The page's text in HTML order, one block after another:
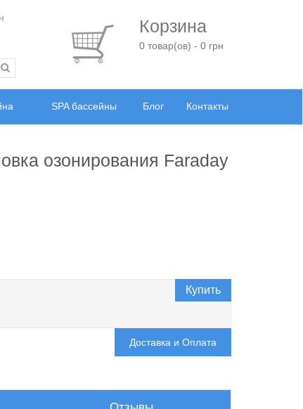
Корзина
0 товар(ов) - 0 грн
SPA бассейны Блог Контакты
озонирования Faraday
Купить
Доставка и Оплата